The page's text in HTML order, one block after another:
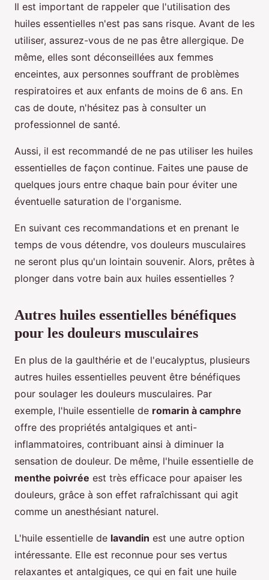
Il est important de rappeler que l'utilisation des
huiles essentielles n'est pas sans risque. Avant de les
utiliser, assurez-vous de ne pas être allergique. De
même, elles sont déconseillées aux femmes
enceintes, aux personnes souffrant de problèmes
respiratoires et aux enfants de moins de 6 ans. En
cas de doute, n'hésitez pas à consulter un
professionnel de santé.
Aussi, il est recommandé de ne pas utiliser les huiles
essentielles de façon continue. Faites une pause de
quelques jours entre chaque bain pour éviter une
éventuelle saturation de l'organisme.
En suivant ces recommandations et en prenant le
temps de vous détendre, vos douleurs musculaires
ne seront plus qu'un lointain souvenir. Alors, prêtes à
plonger dans votre bain aux huiles essentielles ?
Autres huiles essentielles bénéfiques
pour les douleurs musculaires
En plus de la gaulthérie et de l'eucalyptus, plusieurs
autres huiles essentielles peuvent être bénéfiques
pour soulager les douleurs musculaires. Par
exemple, l'huile essentielle de romarin à camphre
offre des propriétés antalgiques et anti-
inflammatoires, contribuant ainsi à diminuer la
sensation de douleur. De même, l'huile essentielle de
menthe poivrée est très efficace pour apaiser les
douleurs, grâce à son effet rafraîchissant qui agit
comme un anesthésiant naturel.
L'huile essentielle de lavandin est une autre option
intéressante. Elle est reconnue pour ses vertus
relaxantes et antalgiques, ce qui en fait une huile